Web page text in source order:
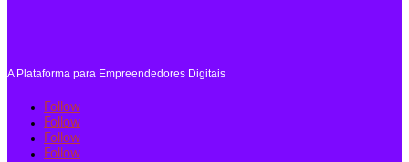
A Plataforma para Empreendedores Digitais
Follow
Follow
Follow
Follow